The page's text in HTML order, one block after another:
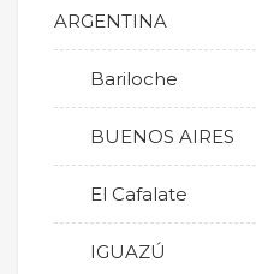
ARGENTINA
Bariloche
BUENOS AIRES
El Cafalate
IGUAZÚ